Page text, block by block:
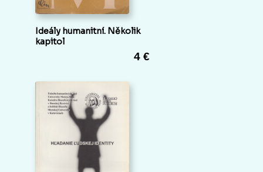
Ideály humanitní. Několik
kapitol
4 €